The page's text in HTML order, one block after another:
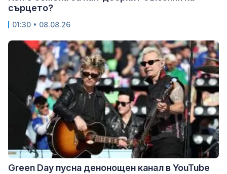
сърцето?
01:30 • 08.08.26
Green Day пусна денонощен канал в YouTube